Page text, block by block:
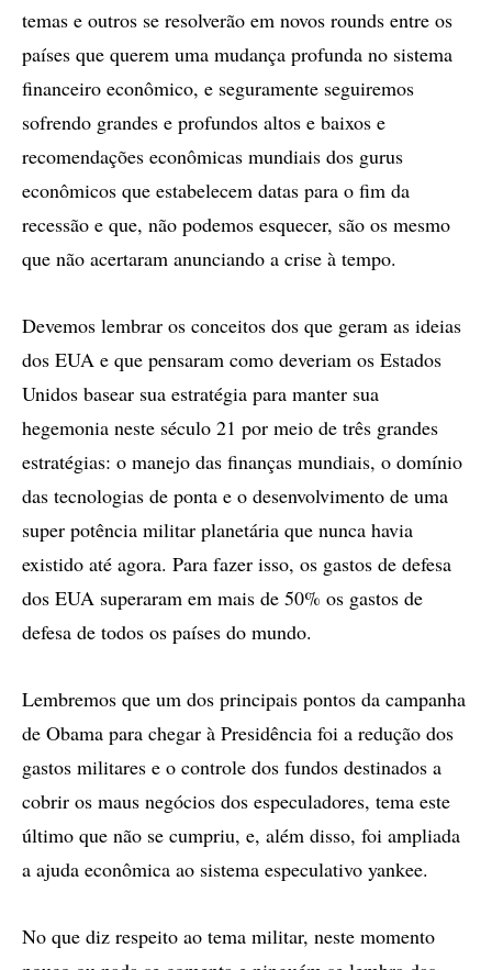
temas e outros se resolverão em novos rounds entre os
países que querem uma mudança profunda no sistema
financeiro econômico, e seguramente seguiremos
sofrendo grandes e profundos altos e baixos e
recomendações econômicas mundiais dos gurus
econômicos que estabelecem datas para o fim da
recessão e que, não podemos esquecer, são os mesmo
que não acertaram anunciando a crise à tempo.
Devemos lembrar os conceitos dos que geram as ideias
dos EUA e que pensaram como deveriam os Estados
Unidos basear sua estratégia para manter sua
hegemonia neste século 21 por meio de três grandes
estratégias: o manejo das finanças mundiais, o domínio
das tecnologias de ponta e o desenvolvimento de uma
super potência militar planetária que nunca havia
existido até agora. Para fazer isso, os gastos de defesa
dos EUA superaram em mais de 50% os gastos de
defesa de todos os países do mundo.
Lembremos que um dos principais pontos da campanha
de Obama para chegar à Presidência foi a redução dos
gastos militares e o controle dos fundos destinados a
cobrir os maus negócios dos especuladores, tema este
último que não se cumpriu, e, além disso, foi ampliada
a ajuda econômica ao sistema especulativo yankee.
No que diz respeito ao tema militar, neste momento